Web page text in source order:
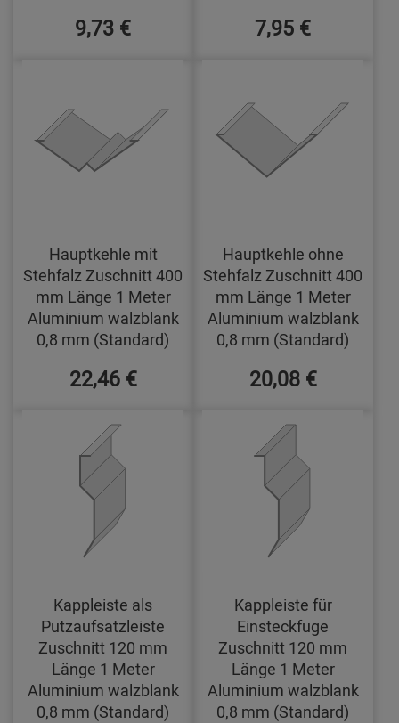
9,73 € 7,95 €
Hauptkehle mit
Stehfalz Zuschnitt 400
mm Länge 1 Meter
Aluminium walzblank
0,8 mm (Standard)
22,46 €
Hauptkehle ohne
Stehfalz Zuschnitt 400
mm Länge 1 Meter
Aluminium walzblank
0,8 mm (Standard)
20,08 €
Kappleiste als
Putzaufsatzleiste
Zuschnitt 120 mm
Länge 1 Meter
Aluminium walzblank
0,8 mm (Standard)
Kappleiste für
Einsteckfuge
Zuschnitt 120 mm
Länge 1 Meter
Aluminium walzblank
0,8 mm (Standard)